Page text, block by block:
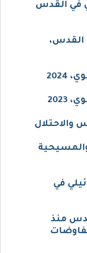
في القدس
القدس،
والاحتلال
في
منذ